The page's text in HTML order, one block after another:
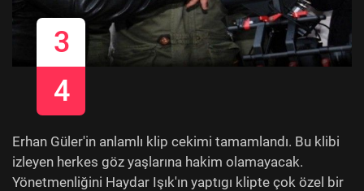
3
4
Erhan Güler'in anlamlı klip cekimi tamamlandı. Bu klibi
izleyen herkes göz yaşlarına hakim olamayacak.
Yönetmenliğini Haydar Işık'ın yaptıgı klipte çok özel bir